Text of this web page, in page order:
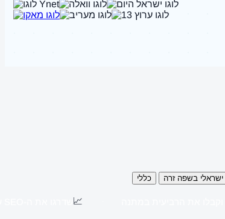
ישראלי בשפה זרה כללי
📈